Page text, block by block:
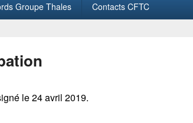
Groupe Thales Contacts CFTC
le 24 avril 2019.